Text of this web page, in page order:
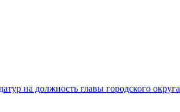
на должность главы городского округа